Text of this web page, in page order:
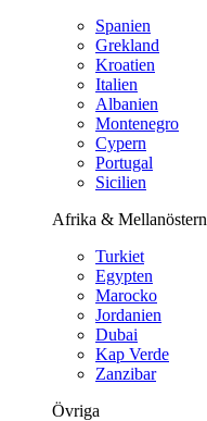
Spanien
Grekland
Kroatien
Italien
Albanien
Montenegro
Cypern
Portugal
Sicilien
Afrika & Mellanöstern
Turkiet
Egypten
Marocko
Jordanien
Dubai
Kap Verde
Zanzibar
Övriga